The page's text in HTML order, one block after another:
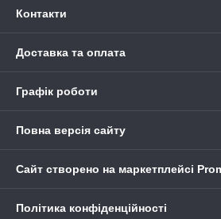
Контакти
Доставка та оплата
Графік роботи
Повна версія сайту
Сайт створено на маркетплейсі
Політика конфіденційності